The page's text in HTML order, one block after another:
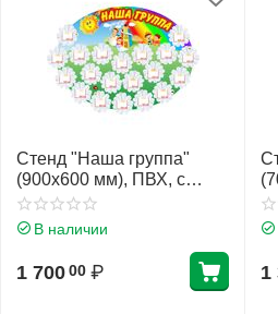
Стенд "Наша группа"
(900х600 мм), ПВХ, с
карманами (плоские)
В наличии
1 700 00 ₽ 1